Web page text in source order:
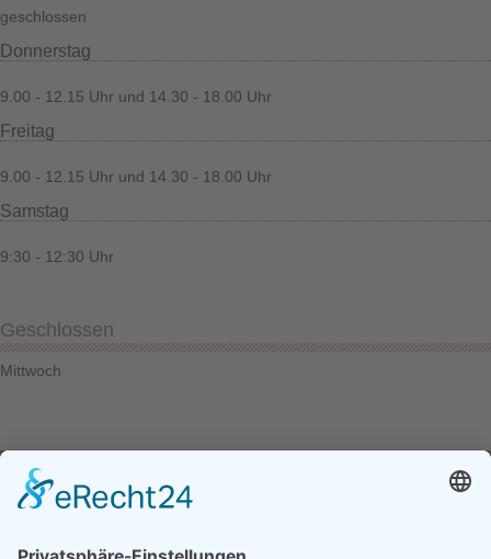
geschlossen
Donnerstag
9.00 - 12.15 Uhr und 14.30 - 18.00 Uhr
Freitag
9.00 - 12.15 Uhr und 14.30 - 18.00 Uhr
Samstag
9:30 - 12:30 Uhr
Geschlossen
Mittwoch